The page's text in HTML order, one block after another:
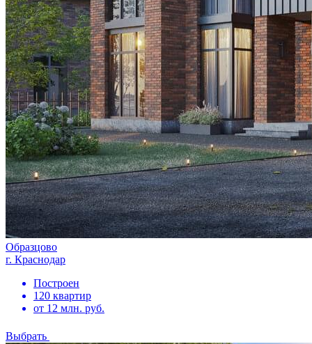
Образцово
г. Краснодар
Построен
120 квартир
от 12 млн. руб.
Выбрать